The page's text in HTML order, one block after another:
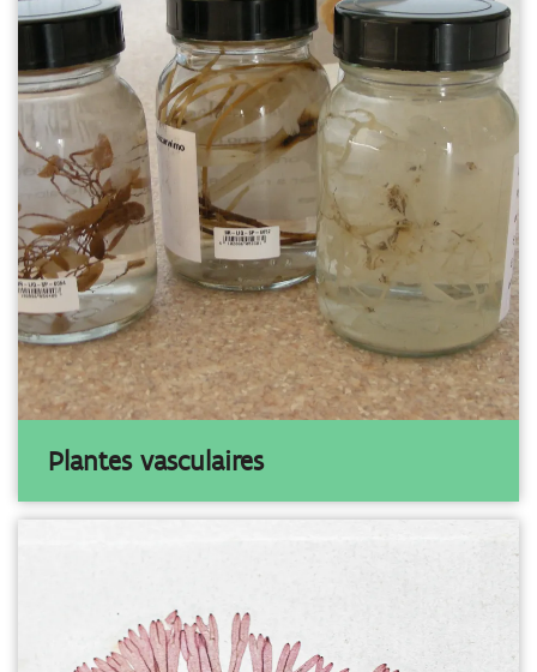
Plantes vasculaires